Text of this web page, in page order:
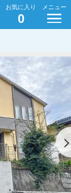
お気に入り
0
メニュー